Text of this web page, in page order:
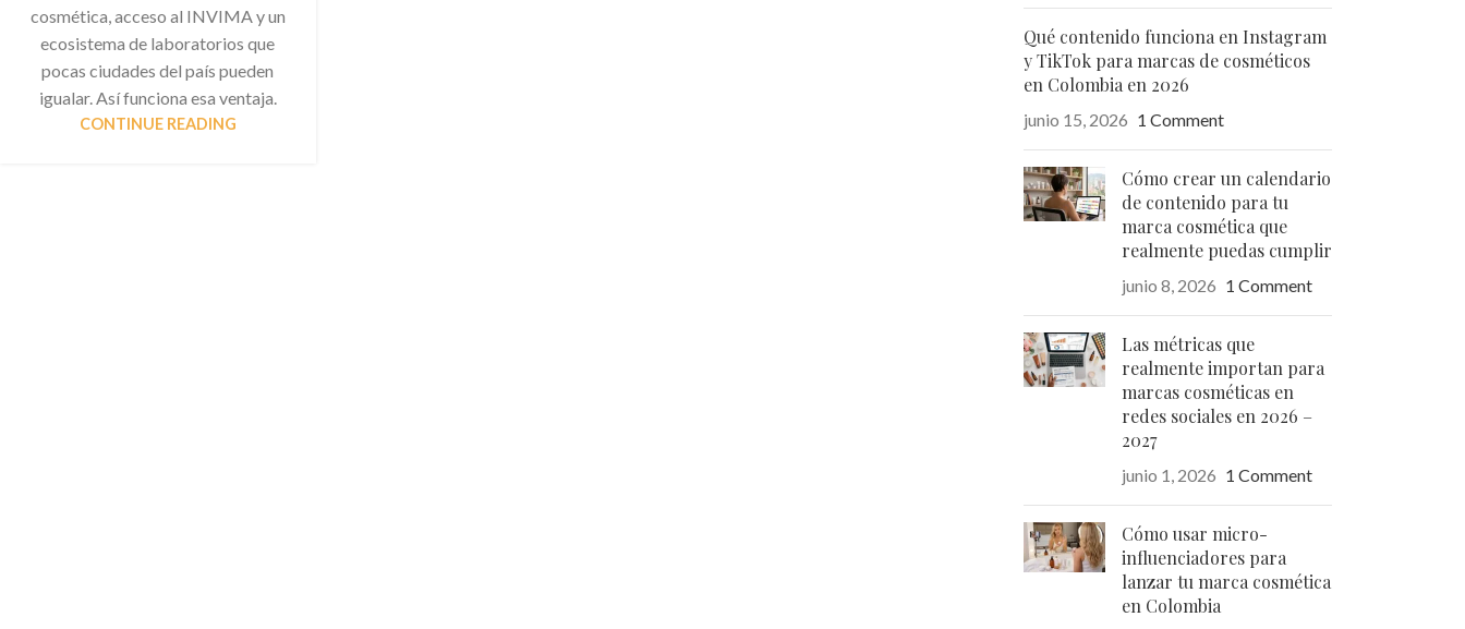
cosmética, acceso al INVIMA y un
ecosistema de laboratorios que
pocas ciudades del país pueden
igualar. Así funciona esa ventaja.
CONTINUE READING
Qué contenido funciona en Instagram
y TikTok para marcas de cosméticos
en Colombia en 2026
junio 15, 2026 1 Comment
Cómo crear un calendario
de contenido para tu
marca cosmética que
realmente puedas cumplir
junio 8, 2026 1 Comment
Las métricas que
realmente importan para
marcas cosméticas en
redes sociales en 2026 –
2027
junio 1, 2026 1 Comment
Cómo usar micro-
influenciadores para
lanzar tu marca cosmética
en Colombia